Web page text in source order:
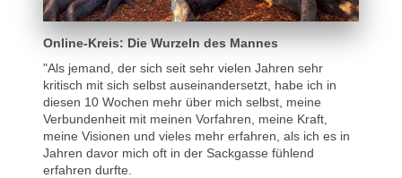
Online-Kreis: Die Wurzeln des Mannes
"Als jemand, der sich seit sehr vielen Jahren sehr
kritisch mit sich selbst auseinandersetzt, habe ich in
diesen 10 Wochen mehr über mich selbst, meine
Verbundenheit mit meinen Vorfahren, meine Kraft,
meine Visionen und vieles mehr erfahren, als ich es in
Jahren davor mich oft in der Sackgasse fühlend
erfahren durfte.